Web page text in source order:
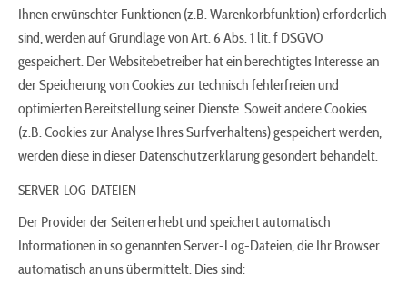
Ihnen erwünschter Funktionen (z.B. Warenkorbfunktion) erforderlich
sind, werden auf Grundlage von Art. 6 Abs. 1 lit. f DSGVO
gespeichert. Der Websitebetreiber hat ein berechtigtes Interesse an
der Speicherung von Cookies zur technisch fehlerfreien und
optimierten Bereitstellung seiner Dienste. Soweit andere Cookies
(z.B. Cookies zur Analyse Ihres Surfverhaltens) gespeichert werden,
werden diese in dieser Datenschutzerklärung gesondert behandelt.
SERVER-LOG-DATEIEN
Der Provider der Seiten erhebt und speichert automatisch
Informationen in so genannten Server-Log-Dateien, die Ihr Browser
automatisch an uns übermittelt. Dies sind: